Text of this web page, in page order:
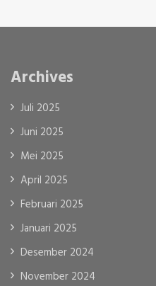
Archives
Juli 2025
Juni 2025
Mei 2025
April 2025
Februari 2025
Januari 2025
Desember 2024
November 2024